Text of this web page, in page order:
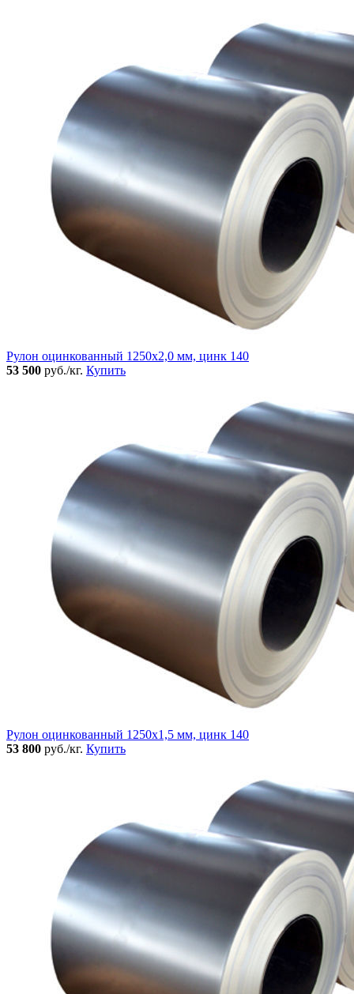
Рулон оцинкованный 1250х2,0 мм, цинк 140
53 500 руб./кг. Купить
Рулон оцинкованный 1250х1,5 мм, цинк 140
53 800 руб./кг. Купить